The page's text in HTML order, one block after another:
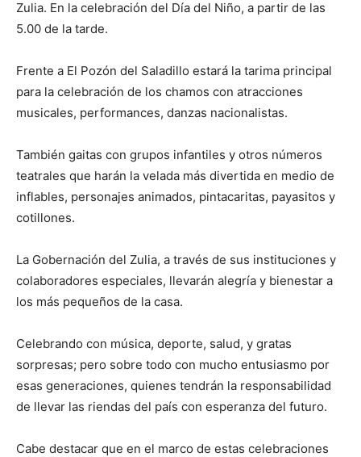
Zulia. En la celebración del Día del Niño, a partir de las
5.00 de la tarde.
Frente a El Pozón del Saladillo estará la tarima principal
para la celebración de los chamos con atracciones
musicales, performances, danzas nacionalistas.
También gaitas con grupos infantiles y otros números
teatrales que harán la velada más divertida en medio de
inflables, personajes animados, pintacaritas, payasitos y
cotillones.
La Gobernación del Zulia, a través de sus instituciones y
colaboradores especiales, llevarán alegría y bienestar a
los más pequeños de la casa.
Celebrando con música, deporte, salud, y gratas
sorpresas; pero sobre todo con mucho entusiasmo por
esas generaciones, quienes tendrán la responsabilidad
de llevar las riendas del país con esperanza del futuro.
Cabe destacar que en el marco de estas celebraciones